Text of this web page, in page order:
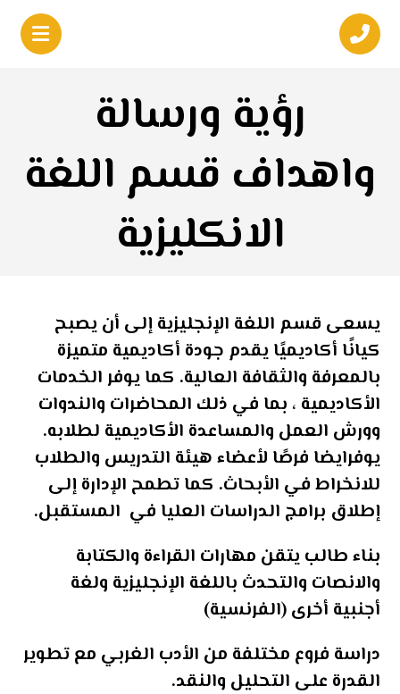
رؤية ورسالة
واهداف قسم اللغة
الانكليزية
يسعى قسم اللغة الإنجليزية إلى أن يصبح
كيانًا أكاديميًا يقدم جودة أكاديمية متميزة
بالمعرفة والثقافة العالية. كما يوفر الخدمات
الأكاديمية ، بما في ذلك المحاضرات والندوات
وورش العمل والمساعدة الأكاديمية لطلابه.
يوفرايضا فرصًا لأعضاء هيئة التدريس والطلاب
للانخراط في الأبحاث. كما تطمح الإدارة إلى
إطلاق برامج الدراسات العليا في المستقبل.
بناء طالب يتقن مهارات القراءة والكتابة
والانصات والتحدث باللغة الإنجليزية ولغة
أجنبية أخرى (الفرنسية)
دراسة فروع مختلفة من الأدب الغربي مع تطوير
القدرة على التحليل والنقد.